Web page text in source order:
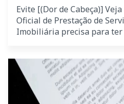
Evite [(Dor de Cabeça)]
Oficial de Prestação de
Imobiliária precisa para